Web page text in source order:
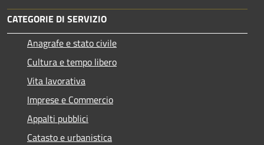
CATEGORIE DI SERVIZIO
Anagrafe e stato civile
Cultura e tempo libero
Vita lavorativa
Imprese e Commercio
Appalti pubblici
Catasto e urbanistica